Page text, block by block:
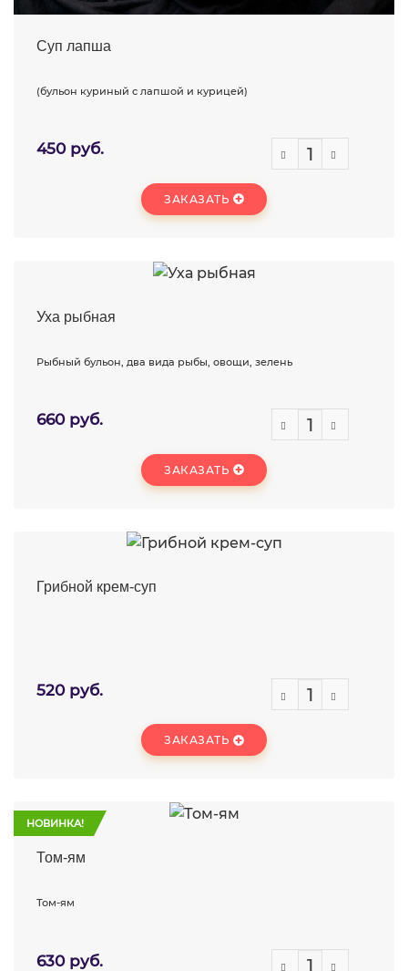
Суп лапша
(бульон куриный с лапшой и курицей)
450 руб.
ЗАКАЗАТЬ
Уха рыбная
Рыбный бульон, два вида рыбы, овощи, зелень
660 руб.
ЗАКАЗАТЬ
Грибной крем-суп
520 руб.
ЗАКАЗАТЬ
НОВИНКА!
Том-ям
Том-ям
630 руб.